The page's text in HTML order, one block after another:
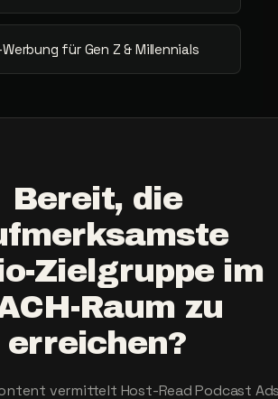
für Gen Z & Millennials
Bereit, die
Zielgruppe im
Raum zu
erreichen?
vermittelt Host-Read Podcast